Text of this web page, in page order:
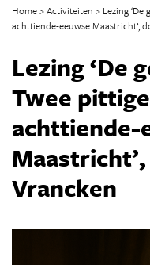
Home Activiteiten
Lezing
achttiende-eeuwse Maastricht’,
Lezing ‘De
Twee
achttiende-
Vrancken